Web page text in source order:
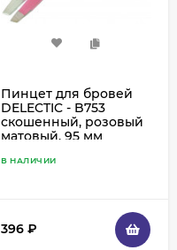
Пинцет для бровей
DELECTIC - B753
скошенный, розовый
матовый, 95 мм
В НАЛИЧИИ
396 ₽